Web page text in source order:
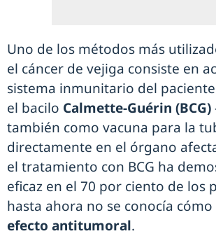
Uno de los métodos más
el cáncer de vejiga consiste en
sistema inmunitario del
el bacilo Calmette-Guérin (BCG)
también como vacuna para la
directamente en el órgano
el tratamiento con BCG ha
eficaz en el 70 por ciento de los
hasta ahora no se conocía cómo
efecto antitumoral.